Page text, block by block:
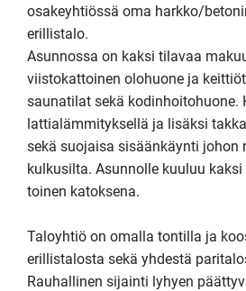
osakeyhtiössä oma harkko/
erillistalo.
Asunnossa on kaksi tilavaa
viistokattoinen olohuone ja
saunatilat sekä kodinhoitohuone.
lattialämmityksellä ja lisäksi
sekä suojaisa sisäänkäynti johon
kulkusilta. Asunnolle kuuluu
toinen katoksena.
Taloyhtiö on omalla tontilla ja
erillistalosta sekä yhdestä
Rauhallinen sijainti lyhyen